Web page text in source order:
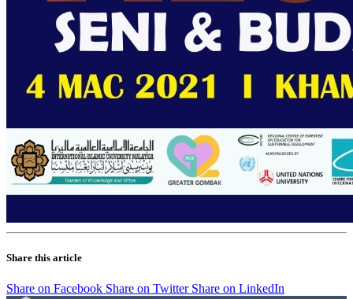
Share this article
Share on Facebook Share on Twitter Share on LinkedIn